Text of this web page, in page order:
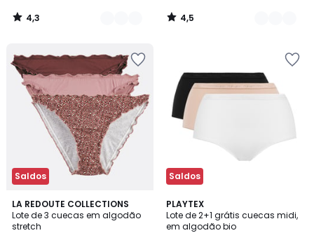
4,3
/
4,5
/
Saldos
LA REDOUTE COLLECTIONS
Lote de 3 cuecas em algodão
stretch
4,6
/ 5
Saldos
PLAYTEX
Lote de 2+1 grátis cuecas midi,
em algodão bio
3,8
/ 5